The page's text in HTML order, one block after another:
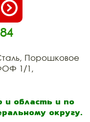
Порошковое
1/1,
и область и по
округу.